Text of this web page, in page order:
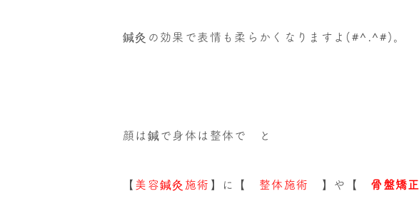
鍼灸の効果で表情も柔らかくなりますよ(#^.^#)。
顔は鍼で身体は整体で と
【美容鍼灸施術 】に【 整体施術 】や【 骨盤矯正